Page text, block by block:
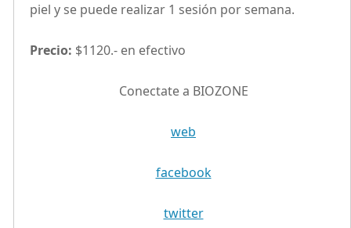
piel y se puede realizar 1 sesión por semana.
Precio: $1120.- en efectivo
Conectate a BIOZONE
web
facebook
twitter